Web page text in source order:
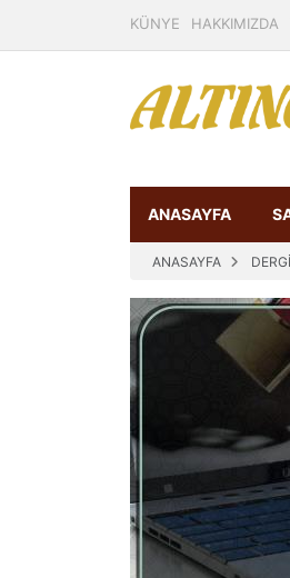
KÜNYE HAKKIMIZDA
ANASAYFA
ANASAYFA